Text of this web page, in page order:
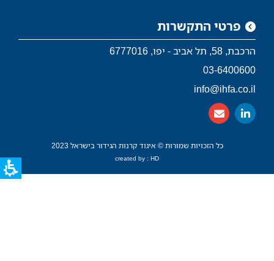
פרטי התקשרות
הרכבת, 58, תל אביב - יפו, 6777016
03-6400600
info@ihfa.co.il
כל הזכויות שמורות © איגוד קרנות הגידור בישראל 2023
created by : HD